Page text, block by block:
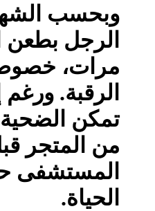
وبحسب
الرجل
مرات،
الرقبة. ورغم
تمكن
من المتجر
المستشفى
الحياة.